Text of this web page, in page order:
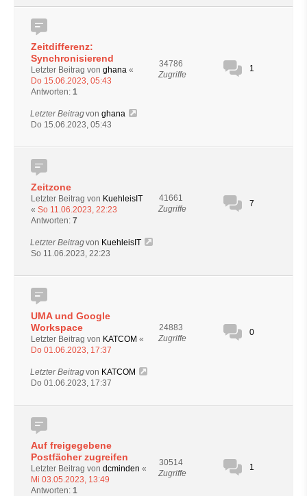
Zeitdifferenz:
Synchronisierend
Letzter Beitrag von ghana «
Do 15.06.2023, 05:43
Antworten: 1
34786
Zugriffe
1
Letzter Beitragvon ghana
Do 15.06.2023, 05:43
Zeitzone
Letzter Beitrag von KuehleisIT
« So 11.06.2023, 22:23
Antworten: 7
41661
Zugriffe
7
Letzter Beitragvon KuehleisIT
So 11.06.2023, 22:23
UMA und Google
Workspace
Letzter Beitrag von KATCOM «
Do 01.06.2023, 17:37
24883
Zugriffe
0
Letzter Beitragvon KATCOM
Do 01.06.2023, 17:37
Auf freigegebene
Postfächer zugreifen
Letzter Beitrag von dcminden «
Mi 03.05.2023, 13:49
Antworten: 1
30514
Zugriffe
1